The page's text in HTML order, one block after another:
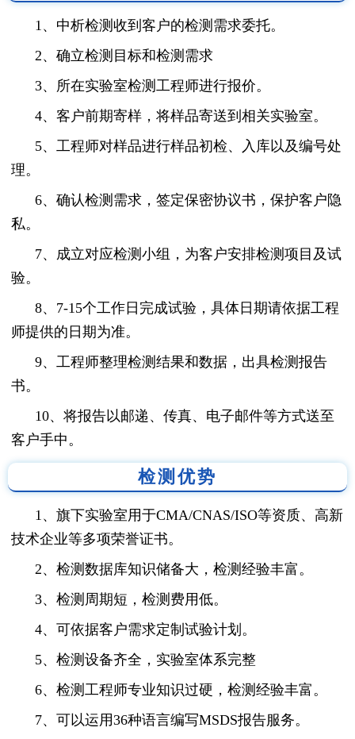
1、中析检测收到客户的检测需求委托。
2、确立检测目标和检测需求
3、所在实验室检测工程师进行报价。
4、客户前期寄样，将样品寄送到相关实验室。
5、工程师对样品进行样品初检、入库以及编号处
理。
6、确认检测需求，签定保密协议书，保护客户隐
私。
7、成立对应检测小组，为客户安排检测项目及试
验。
8、7-15个工作日完成试验，具体日期请依据工程
师提供的日期为准。
9、工程师整理检测结果和数据，出具检测报告
书。
10、将报告以邮递、传真、电子邮件等方式送至
客户手中。
检测优势
1、旗下实验室用于CMA/CNAS/ISO等资质、高新
技术企业等多项荣誉证书。
2、检测数据库知识储备大，检测经验丰富。
3、检测周期短，检测费用低。
4、可依据客户需求定制试验计划。
5、检测设备齐全，实验室体系完整
6、检测工程师专业知识过硬，检测经验丰富。
7、可以运用36种语言编写MSDS报告服务。